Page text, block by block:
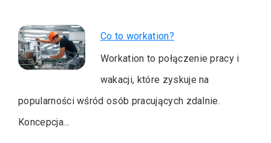
Co to workation?
Workation to połączenie pracy i
wakacji, które zyskuje na
popularności wśród osób pracujących zdalnie.
Koncepcja…